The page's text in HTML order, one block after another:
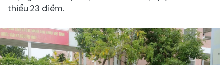
thiểu 23 điểm.